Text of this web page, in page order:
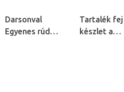
Darsonval
Egyenes rúd
Tartalék fej
készlet a